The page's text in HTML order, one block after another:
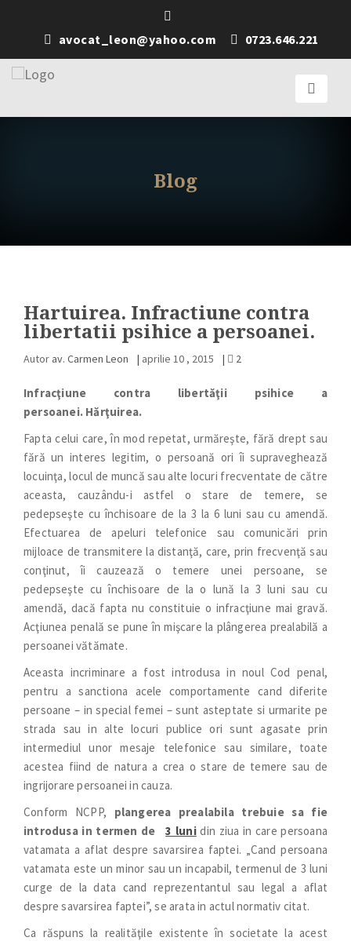
avocat_leon@yahoo.com 0723.646.221
Blog
Hartuirea. Infractiune contra
libertatii psihice a persoanei.
Autor av. Carmen Leon | aprilie 10 , 2015 | 2
Infracţiune contra libertăţii psihice a
persoanei. Hărţuirea.
Fapta celui care, în mod repetat, urmăreşte, fără drept sau
fără un interes legitim, o persoană ori îi supraveghează
locuinţa, locul de muncă sau alte locuri frecventate de către
aceasta, cauzându-i astfel o stare de temere, se
pedepseşte cu închisoare de la 3 la 6 luni sau cu amendă.
Efectuarea de apeluri telefonice sau comunicări prin
mijloace de transmitere la distanţă, care, prin frecvenţă sau
conţinut, îi cauzează o temere unei persoane, se
pedepseşte cu închisoare de la o lună la 3 luni sau cu
amendă, dacă fapta nu constituie o infracţiune mai gravă.
Acţiunea penală se pune în mişcare la plângerea prealabilă a
persoanei vătămate.
Aceasta incriminare a fost introdusa in noul Cod penal,
pentru a sanctiona acele comportamente cand diferite
persoane – in special femei – sunt asteptate si urmarite pe
strada sau in alte locuri publice ori sunt agasate prin
intermediul unor mesaje telefonice sau similare, toate
acestea fiind de natura a crea o stare de temere sau de
ingrijorare persoanei in cauza.
Conform NCPP, plangerea prealabila trebuie sa fie
introdusa in termen de
3 lunidin ziua in care persoana
vatamata a aflat despre savarsirea faptei. „Cand persoana
vatamata este un minor sau un incapabil, termenul de 3 luni
curge de la data cand reprezentantul sau legal a aflat
despre savarsirea faptei”, se arata in actul normativ citat.
Ca răspuns la realităţile existente în societate la acest